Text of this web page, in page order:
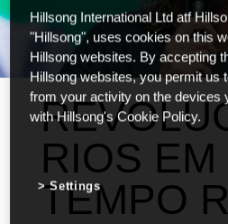
RIOS EM
TEMPO
Hillsong International Ltd atf
"Hillsong", uses cookies on this
Hillsong websites. By accepting
Hillsong websites, you permit us
from your activity on the devices
with Hillsong's Cookie Policy.
Settings